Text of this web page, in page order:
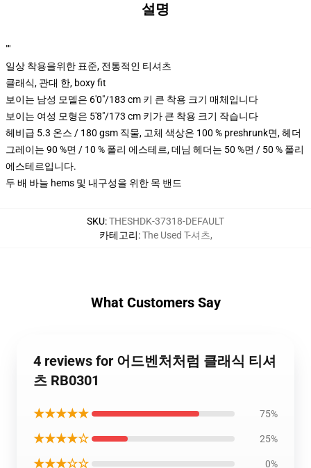
설명
""
일상 착용을위한 표준, 전통적인 티셔츠
클래식, 관대 한, boxy fit
보이는 남성 모델은 6'0"/183 cm 키 큰 착용 크기 매체입니다
보이는 여성 모형은 5'8"/173 cm 키가 큰 착용 크기 작습니다
헤비급 5.3 온스 / 180 gsm 직물, 고체 색상은 100 % preshrunk면, 헤더
그레이는 90 %면 / 10 % 폴리 에스테르, 데님 헤더는 50 %면 / 50 % 폴리
에스테르입니다.
두 배 바늘 hems 및 내구성을 위한 목 밴드
SKU:THESHDK-37318-DEFAULT
카테고리:The Used T-셔츠,
What Customers Say
4 reviews for 어드벤처처럼 클래식 티셔
츠 RB0301
★★★★★ 75%
★★★★☆ 25%
★★★☆☆ 0%